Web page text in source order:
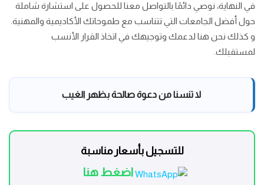
في النهاية، نوصي دائمًا بالتواصل معنا للحصول على استشارة شاملة
حول أفضل الجامعات التي تتناسب مع طموحاتك الأكاديمية والمهنية.
و كذلك نحن هنا لدعمك وتوجيهك في اتخاذ القرار الأنسب
لمستقبلك.
لا تنسنا من دعوة صالحة بظهر الغيب
للتسجيل بأسعار مناسبة
اضغط هنا